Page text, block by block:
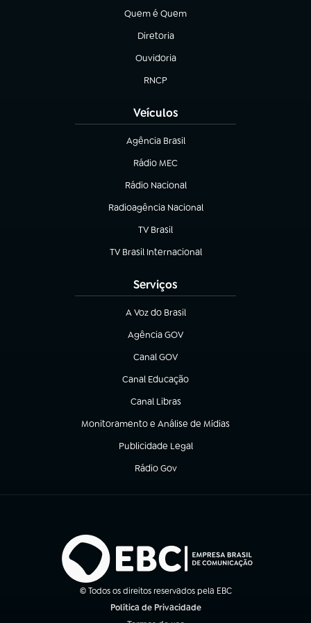
Quem é Quem
(abre em nova aba)
Diretoria
(abre em nova aba)
Ouvidoria
(abre em nova aba)
RNCP
(abre em nova aba)
Veículos
Agência Brasil
(abre em nova aba)
Rádio MEC
(abre em nova aba)
Rádio Nacional
Radioagência Nacional
(abre em nova aba)
TV Brasil
(abre em nova aba)
TV Brasil Internacional
(abre em nova aba)
Serviços
A Voz do Brasil
(abre em nova aba)
Agência GOV
(abre em nova aba)
Canal GOV
(abre em nova aba)
Canal Educação
(abre em nova aba)
Canal Libras
(abre em nova aba)
Monitoramento e Análise de Mídias
(abre em nova aba)
Publicidade Legal
(abre em nova aba)
Rádio Gov
(abre em nova aba)
© Todos os direitos reservados pela EBC
Política de Privacidade